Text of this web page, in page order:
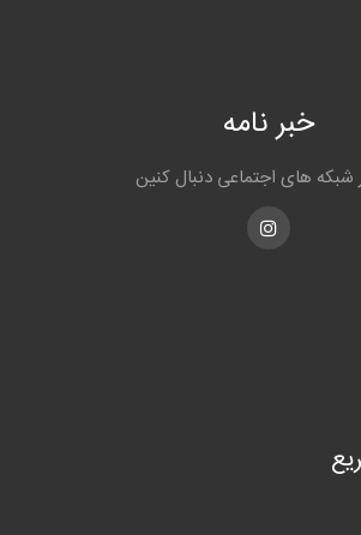
خبر نامه
شبکه های اجتماعی دنبال کنین
Instagram